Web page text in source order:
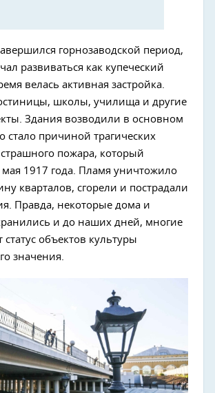
горнозаводской период,
развиваться как купеческий
велась активная застройка.
школы, училища и другие
Здания возводили в основном
стало причиной трагических
пожара, который
1917 года. Пламя уничтожило
кварталов, сгорели и пострадали
Правда, некоторые дома и
и до наших дней, многие
объектов культуры
значения.